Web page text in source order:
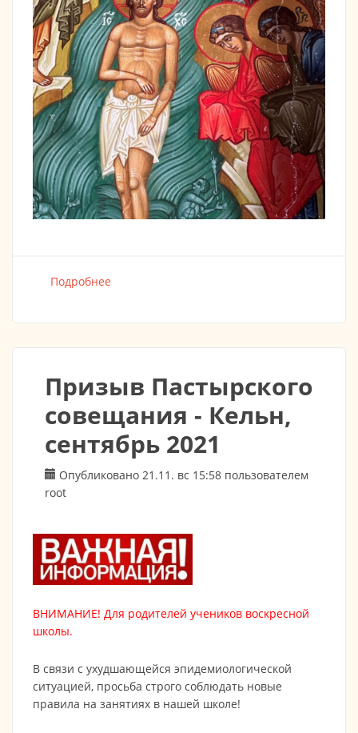
Подробнее
Призыв Пастырского
совещания - Кельн,
сентябрь 2021
Опубликовано 21.11. вс 15:58 пользователем
root
ВНИМАНИЕ! Для родителей учеников воскресной
школы.
В связи с ухудшающейся эпидемиологической
ситуацией, просьба строго соблюдать новые
правила на занятиях в нашей школе!